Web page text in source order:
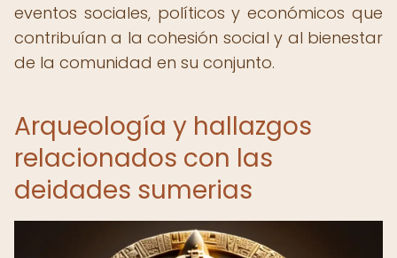
eventos sociales, políticos y económicos que
contribuían a la cohesión social y al bienestar
de la comunidad en su conjunto.
Arqueología y hallazgos
relacionados con las
deidades sumerias